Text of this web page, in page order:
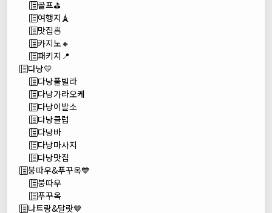
골프⛳
여행지🗼
맛집🍜
카지노🔸
패키지📍
다낭💛
다낭풀빌라
다낭가라오케
다낭이발소
다낭클럽
다낭바
다낭마사지
다낭맛집
붕따우&푸꾸옥💙
붕따우
푸꾸옥
나트랑&달랏🤎